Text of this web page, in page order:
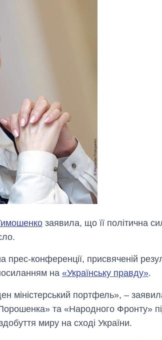
заявила, що її політична
конференції, присвяченій
на «Українську правду».
міністерський портфель», –
та «Народного Фронту»
миру на сході України.